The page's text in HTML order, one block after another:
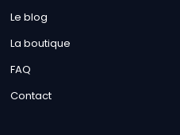
Le blog
La boutique
FAQ
Contact